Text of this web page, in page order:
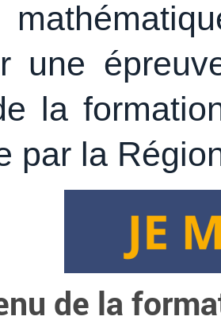
une
la
par la
de la